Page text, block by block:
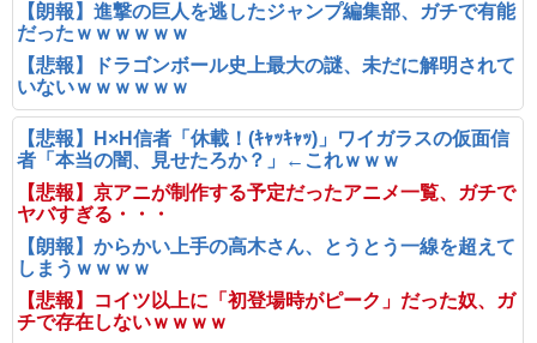
【朗報】進撃の巨人を逃したジャンプ編集部、ガチで有能
だったｗｗｗｗｗｗ
【悲報】ドラゴンボール史上最大の謎、未だに解明されて
いないｗｗｗｗｗｗ
【悲報】H×H信者「休載！(ｷｬｯｷｬｯ)」ワイガラスの仮面信
者「本当の闇、見せたろか？」←これｗｗｗ
【悲報】京アニが制作する予定だったアニメ一覧、ガチで
ヤバすぎる・・・
【朗報】からかい上手の高木さん、とうとう一線を超えて
しまうｗｗｗｗ
【悲報】コイツ以上に「初登場時がピーク」だった奴、ガ
チで存在しないｗｗｗｗ